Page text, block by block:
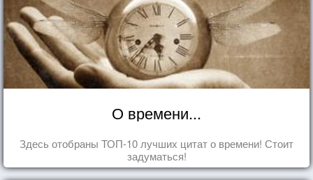
О времени...
Здесь отобраны ТОП-10 лучших цитат о времени! Стоит
задуматься!